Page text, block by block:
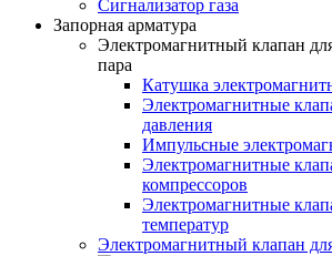
Сигнализатор газа
Запорная арматура
Электромагнитный клапан
пара
Катушка
Электромагнитные
давления
Импульсные
Электромагнитные
компрессоров
Электромагнитные
температур
Электромагнитный клапан